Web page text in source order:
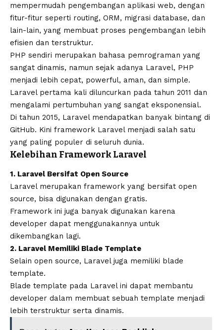
mempermudah pengembangan aplikasi web, dengan
fitur-fitur seperti routing, ORM, migrasi database, dan
lain-lain, yang membuat proses pengembangan lebih
efisien dan terstruktur.
PHP sendiri merupakan bahasa pemrograman yang
sangat dinamis, namun sejak adanya Laravel, PHP
menjadi lebih cepat, powerful, aman, dan simple.
Laravel pertama kali diluncurkan pada tahun 2011 dan
mengalami pertumbuhan yang sangat eksponensial.
Di tahun 2015, Laravel mendapatkan banyak bintang di
GitHub. Kini framework Laravel menjadi salah satu
yang paling populer di seluruh dunia.
Kelebihan Framework Laravel
1. Laravel Bersifat Open Source
Laravel merupakan framework yang bersifat open
source, bisa digunakan dengan gratis.
Framework ini juga banyak digunakan karena
developer dapat menggunakannya untuk
dikembangkan lagi.
2. Laravel Memiliki Blade Template
Selain open source, Laravel juga memiliki blade
template.
Blade template pada Laravel ini dapat membantu
developer dalam membuat sebuah template menjadi
lebih terstruktur serta dinamis.